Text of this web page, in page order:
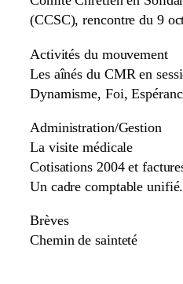
(CCSC), rencontre du 9
Activités du mouvement
Les aînés du CMR en
Dynamisme, Foi,
Administration/Gestion
La visite médicale
Cotisations 2004 et
Un cadre comptable unifié.
Brèves
Chemin de sainteté